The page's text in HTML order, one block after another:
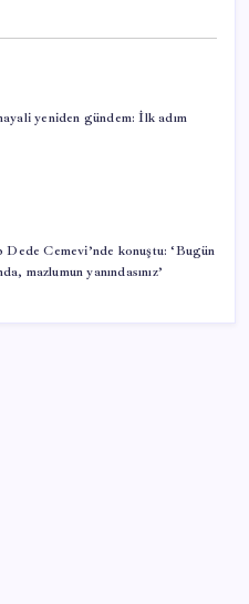
yeniden gündem: İlk adım
Cemevi’nde konuştu: ‘Bugün
mazlumun yanındasınız’